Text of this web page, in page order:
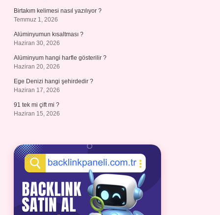
Birtakım kelimesi nasıl yazılıyor ?
Temmuz 1, 2026
Alüminyumun kısaltması ?
Haziran 30, 2026
Alüminyum hangi harfle gösterilir ?
Haziran 20, 2026
Ege Denizi hangi şehirdedir ?
Haziran 17, 2026
91 tek mi çift mi ?
Haziran 15, 2026